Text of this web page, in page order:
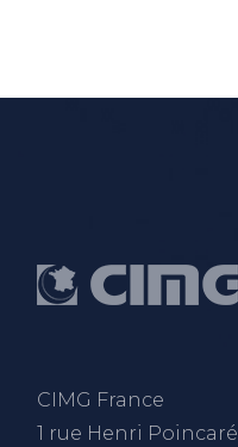
CIMG France
1 rue Henri Poincaré